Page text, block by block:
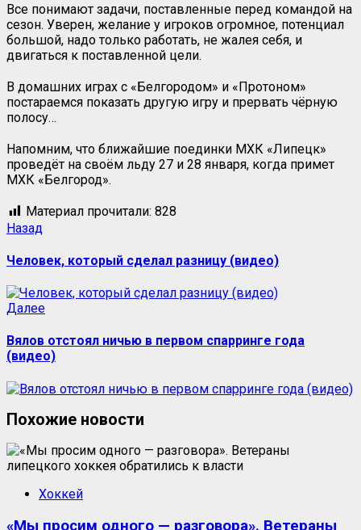
Все понимают задачи, поставленные перед командой на
сезон. Уверен, желание у игроков огромное, потенциал
большой, надо только работать, не жалея себя, и
двигаться к поставленной цели.
В домашних играх с «Белгородом» и «Протоном»
постараемся показать другую игру и прервать чёрную
полосу…
Напомним, что ближайшие поединки МХК «Липецк»
проведёт на своём льду 27 и 28 января, когда примет
МХК «Белгород».
Материал прочитали: 828
Назад
Человек, который сделал разницу (видео)
Далее
Вялов отстоял ничью в первом спарринге года
(видео)
Похожие новости
Хоккей
«Мы просим одного — разговора». Ветераны